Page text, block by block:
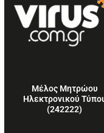
Μέλος Μητρώου
Ηλεκτρονικού
(242222)